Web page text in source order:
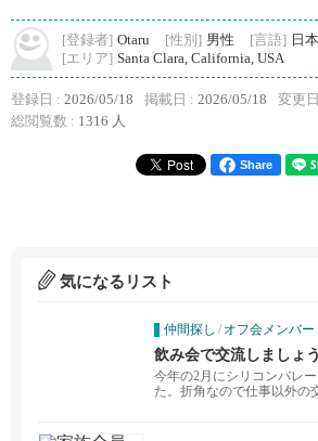
[登録者] Otaru [性別] 男性 [言語] 日
[エリア] Santa Clara, California, USA
登録日 : 2026/05/18 掲載日 : 2026/05/18 変更
総閲覧数 : 1316 人
Share
気になるリスト
仲間探し / オフ会メンバー
飲み会で交流しましょ
今年の2月にシリコンバレ
た。折角なので仕事以外の